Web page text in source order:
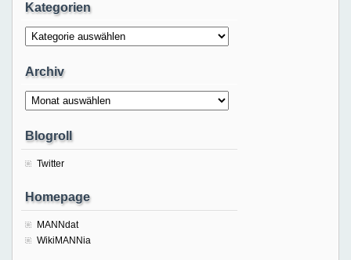
Kategorien
Kategorien
Archiv
Archiv
Blogroll
Twitter
Homepage
MANNdat
WikiMANNia